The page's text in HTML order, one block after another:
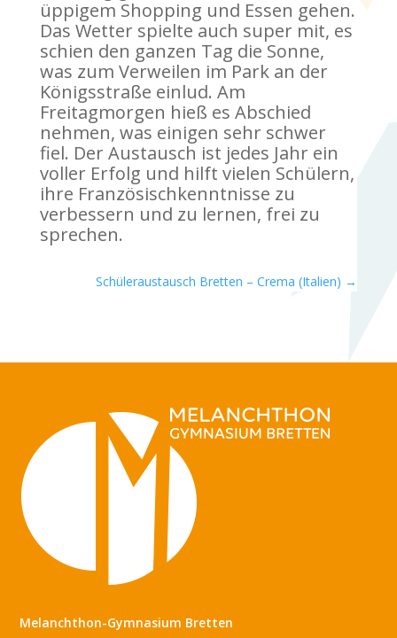
üppigem Shopping und Essen gehen.
Das Wetter spielte auch super mit, es
schien den ganzen Tag die Sonne,
was zum Verweilen im Park an der
Königsstraße einlud. Am
Freitagmorgen hieß es Abschied
nehmen, was einigen sehr schwer
fiel. Der Austausch ist jedes Jahr ein
voller Erfolg und hilft vielen Schülern,
ihre Französischkenntnisse zu
verbessern und zu lernen, frei zu
sprechen.
Schüleraustausch Bretten – Crema (Italien) →
Melanchthon-Gymnasium Bretten